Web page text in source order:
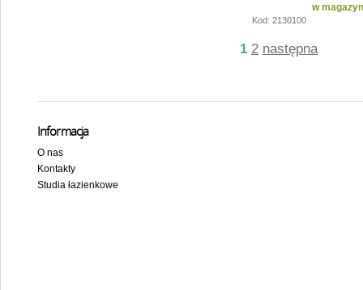
w
Kod: 2130100
1 2 następna
Informacja
O nas
Kontakty
Studia łazienkowe